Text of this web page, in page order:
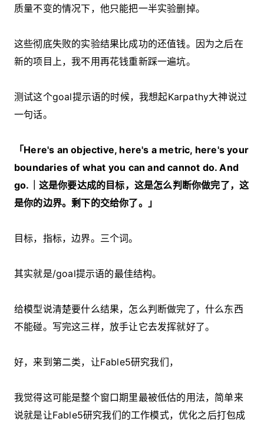
质量不变的情况下，他只能把一半实验删掉。
这些彻底失败的实验结果比成功的还值钱。因为之后在
新的项目上，我不用再花钱重新踩一遍坑。
测试这个goal提示语的时候，我想起Karpathy大神说过
一句话。
「Here's an objective, here's a metric, here's your
boundaries of what you can and cannot do. And
go.｜这是你要达成的目标，这是怎么判断你做完了，这
是你的边界。剩下的交给你了。」
目标，指标，边界。三个词。
其实就是/goal提示语的最佳结构。
给模型说清楚要什么结果，怎么判断做完了，什么东西
不能碰。写完这三样，放手让它去发挥就好了。
好，来到第二类，让Fable5研究我们，
我觉得这可能是整个窗口期里最被低估的用法，简单来
说就是让Fable5研究我们的工作模式，优化之后打包成